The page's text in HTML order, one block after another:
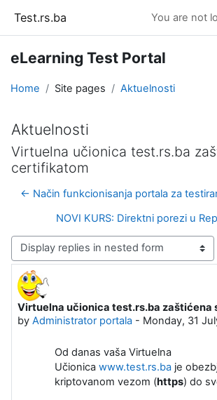
Test.rs.ba You are not
eLearning Test Portal
Home Site pages Aktuelnosti
Aktuelnosti
Virtuelna učionica test.rs.ba
certifikatom
← Način funkcionisanja portala za
NOVI KURS: Direktni porezi u
Display mode
Virtuelna učionica test.rs.ba zaštićena
by Administrator portala - Monday, 31
Number of replies: 0
Od danas vaša Virtuelna
Učionica www.test.rs.ba je
kriptovanom vezom (https) do